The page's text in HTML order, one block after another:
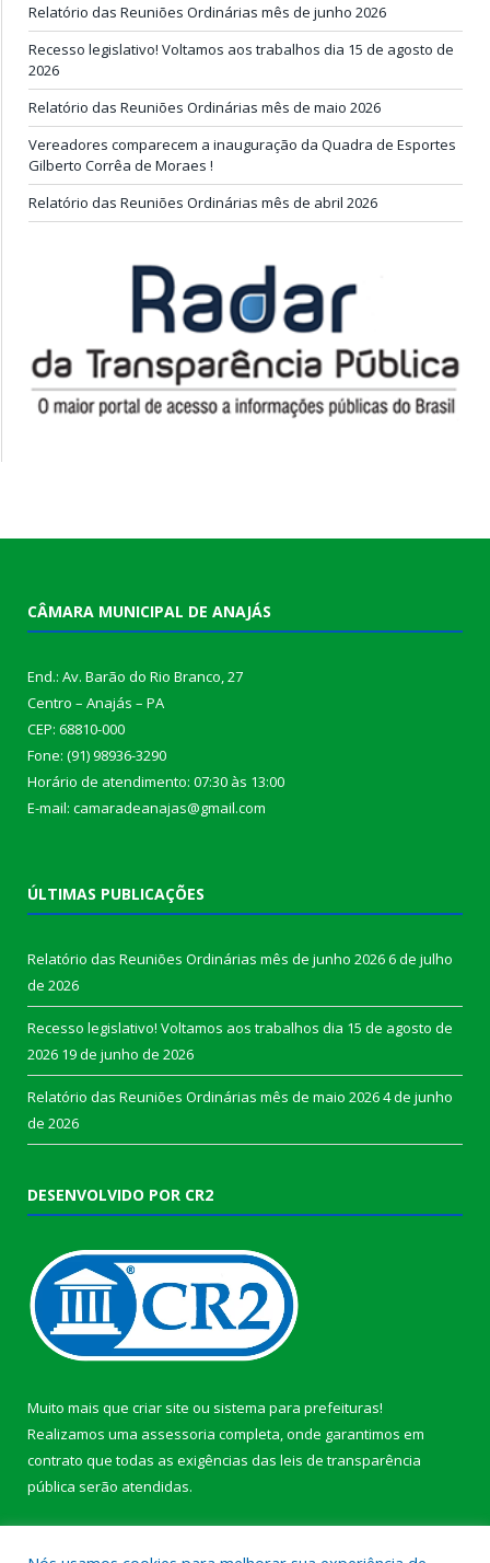
Relatório das Reuniões Ordinárias mês de junho 2026
Recesso legislativo! Voltamos aos trabalhos dia 15 de agosto de
2026
Relatório das Reuniões Ordinárias mês de maio 2026
Vereadores comparecem a inauguração da Quadra de Esportes
Gilberto Corrêa de Moraes !
Relatório das Reuniões Ordinárias mês de abril 2026
CÂMARA MUNICIPAL DE ANAJÁS
End.: Av. Barão do Rio Branco, 27
Centro – Anajás – PA
CEP: 68810-000
Fone: (91) 98936-3290
Horário de atendimento: 07:30 às 13:00
E-mail: camaradeanajas@gmail.com
ÚLTIMAS PUBLICAÇÕES
Relatório das Reuniões Ordinárias mês de junho 20266 de julho
de 2026
Recesso legislativo! Voltamos aos trabalhos dia 15 de agosto de
2026 19 de junho de 2026
Relatório das Reuniões Ordinárias mês de maio 20264 de junho
de 2026
DESENVOLVIDO POR CR2
Muito mais que criar site ou sistema para prefeituras!
Realizamos uma assessoria completa, onde garantimos em
contrato que todas as exigências das leis de transparência
pública serão atendidas.